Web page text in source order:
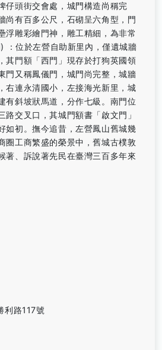
仔頭街交會處，城門構造尚稱完
尚有百多公尺，石砌呈六角型，門
浮雕彩繪門神，雕工精細，為非常
：位於左營自助新里內，僅遺城牆
其門額「西門」現存於打狗英國領
門又稱鳳儀門，城門尚完整，城牆
右連永清國小，左接海光新里，城
有斜坡狀馬道，分作七級。南門位
路交叉口，其城門額書「啟文門」
如初。撫今追昔，左營鳳山舊城幾
圈工商繁盛的榮景中，舊城古樸敦
著、訴說著先民在臺灣三百多年來
利路117號